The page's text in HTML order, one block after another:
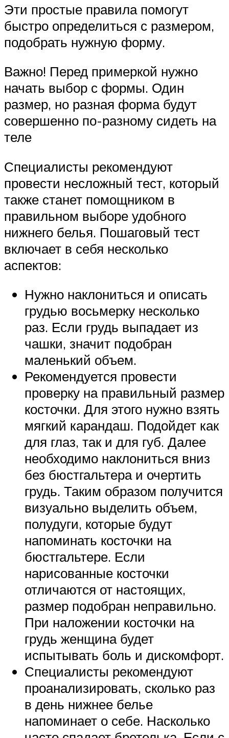
Эти простые правила помогут
быстро определиться с размером,
подобрать нужную форму.
Важно! Перед примеркой нужно
начать выбор с формы. Один
размер, но разная форма будут
совершенно по-разному сидеть на
теле
Специалисты рекомендуют
провести несложный тест, который
также станет помощником в
правильном выборе удобного
нижнего белья. Пошаговый тест
включает в себя несколько
аспектов:
Нужно наклониться и описать
грудью восьмерку несколько
раз. Если грудь выпадает из
чашки, значит подобран
маленький объем.
Рекомендуется провести
проверку на правильный размер
косточки. Для этого нужно взять
мягкий карандаш. Подойдет как
для глаз, так и для губ. Далее
необходимо наклониться вниз
без бюстгальтера и очертить
грудь. Таким образом получится
визуально выделить объем,
полудуги, которые будут
напоминать косточки на
бюстгальтере. Если
нарисованные косточки
отличаются от настоящих,
размер подобран неправильно.
При наложении косточки на
грудь женщина будет
испытывать боль и дискомфорт.
Специалисты рекомендуют
проанализировать, сколько раз
в день нижнее белье
напоминает о себе. Насколько